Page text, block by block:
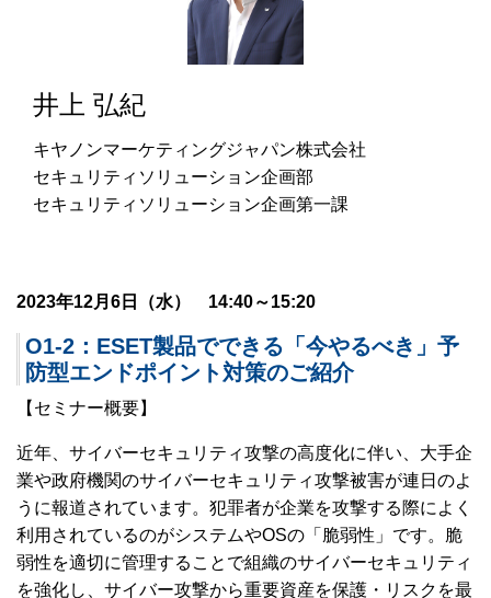
井上 弘紀
キヤノンマーケティングジャパン株式会社
セキュリティソリューション企画部
セキュリティソリューション企画第一課
2023年12月6日（水） 14:40～15:20
O1-2：ESET製品でできる「今やるべき」予
防型エンドポイント対策のご紹介
【セミナー概要】
近年、サイバーセキュリティ攻撃の高度化に伴い、大手企
業や政府機関のサイバーセキュリティ攻撃被害が連日のよ
うに報道されています。犯罪者が企業を攻撃する際によく
利用されているのがシステムやOSの「脆弱性」です。脆
弱性を適切に管理することで組織のサイバーセキュリティ
を強化し、サイバー攻撃から重要資産を保護・リスクを最